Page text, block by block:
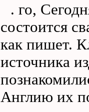
. го,
состоится
как пишет.
источника
Англию их